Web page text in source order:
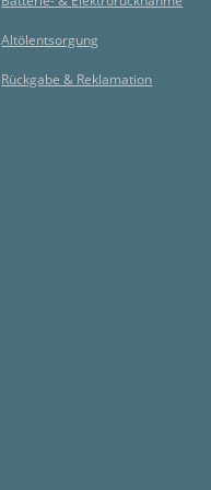
Altölentsorgung
Rückgabe & Reklamation